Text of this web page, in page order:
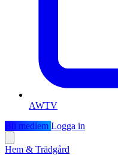
AWTV
Bli medlem Logga in
Hem & Trädgård